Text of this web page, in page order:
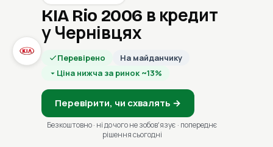
KIA Rio 2006 в кредит
у Чернівцях
Перевірено
На майданчику
Ціна нижча за ринок ~13%
Перевірити, чи схвалять →
Безкоштовно · ні до чого не зобовʼязує · попереднє
рішення сьогодні